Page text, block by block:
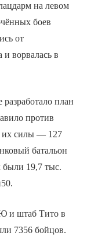
на левом
боев
от
ворвалась в
план
против
их силы — 127
батальон
были 19,7 тыс.
и штаб Тито в
7356 бойцов.